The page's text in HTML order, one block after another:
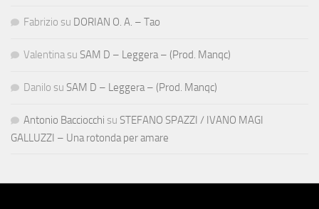
Fabrizio su DORIAN O. A. – Tao
Valentina su SAM D – Leggera – (Prod. Manqc)
Danilo su SAM D – Leggera – (Prod. Manqc)
Antonio Bacciocchi su STEFANO SPAZZI / IVANO MAGI
GALLUZZI – Una rotonda per amare